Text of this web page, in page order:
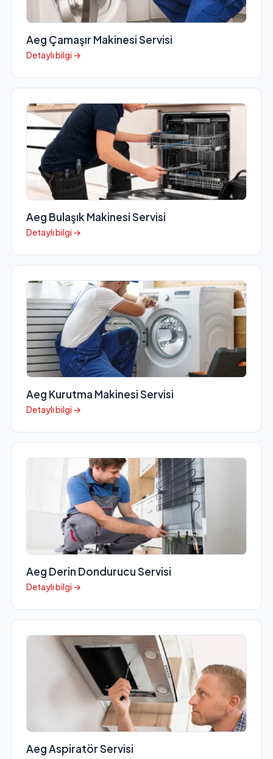
Aeg Çamaşır Makinesi Servisi
Detaylı bilgi →
Aeg Bulaşık Makinesi Servisi
Detaylı bilgi →
Aeg Kurutma Makinesi Servisi
Detaylı bilgi →
Aeg Derin Dondurucu Servisi
Detaylı bilgi →
Aeg Aspiratör Servisi